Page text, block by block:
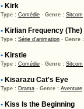
• Kirk
Type : Comédie - Genre : Sitcom
• Kirlian Frequency (The)
Type : Série d'animation - Genre :
• Kirstie
Type : Comédie - Genre : Sitcom
• Kisarazu Cat's Eye
Type : Drama - Genre : Aventure,
• Kiss Is the Beginning